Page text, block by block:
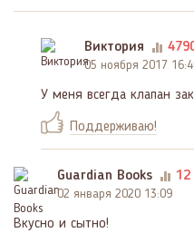
Виктория
05 ноября 2017
У меня всегда клапан
Поддерживаю!
Guardian Books 12
02 января 2020 13:09
Вкусно и сытно!